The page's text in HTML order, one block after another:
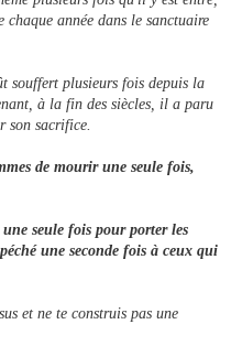
année dans le sanctuaire
plusieurs fois depuis la
à la fin des siècles, il a paru
son sacrifice.
de mourir une seule fois,
seule fois pour porter les
une seconde fois à ceux qui
et ne te construis pas une